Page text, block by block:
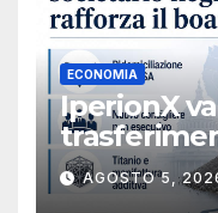
ECONOMIA
IperionX
Stati Uniti
ha
AGOSTO 5,